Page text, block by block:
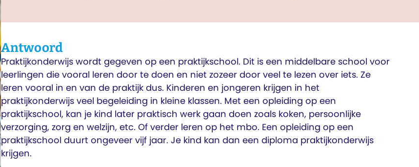
Antwoord
Praktijkonderwijs wordt gegeven op een praktijkschool. Dit is een middelbare school voor
leerlingen die vooral leren door te doen en niet zozeer door veel te lezen over iets. Ze
leren vooral in en van de praktijk dus. Kinderen en jongeren krijgen in het
praktijkonderwijs veel begeleiding in kleine klassen. Met een opleiding op een
praktijkschool, kan je kind later praktisch werk gaan doen zoals koken, persoonlijke
verzorging, zorg en welzijn, etc. Of verder leren op het mbo. Een opleiding op een
praktijkschool duurt ongeveer vijf jaar. Je kind kan dan een diploma praktijkonderwijs
krijgen.